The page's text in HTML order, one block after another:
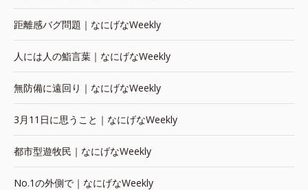
距離感バグ問題｜なにげなWeekly
人には人の鮨言葉｜なにげなWeekly
無防備に遠回り｜なにげなWeekly
3月11日に思うこと｜なにげなWeekly
都市型遊牧民｜なにげなWeekly
No.1の外側で｜なにげなWeekly